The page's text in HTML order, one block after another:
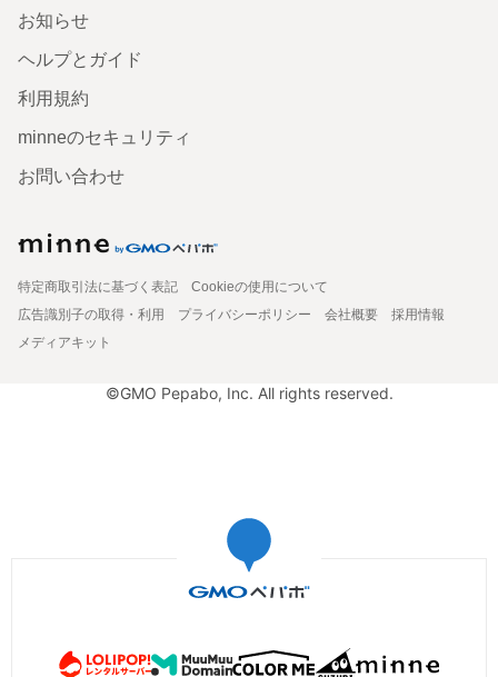
お知らせ
ヘルプとガイド
利用規約
minneのセキュリティ
お問い合わせ
特定商取引法に基づく表記
Cookieの使用について
広告識別子の取得・利用
プライバシーポリシー 会社概要
採用情報
メディアキット
©GMO Pepabo, Inc. All rights reserved.